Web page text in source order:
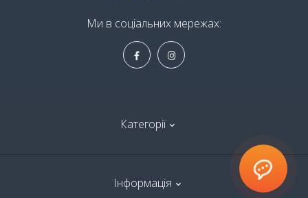
Категорії
Інформація
Ми в соціальних мережах: